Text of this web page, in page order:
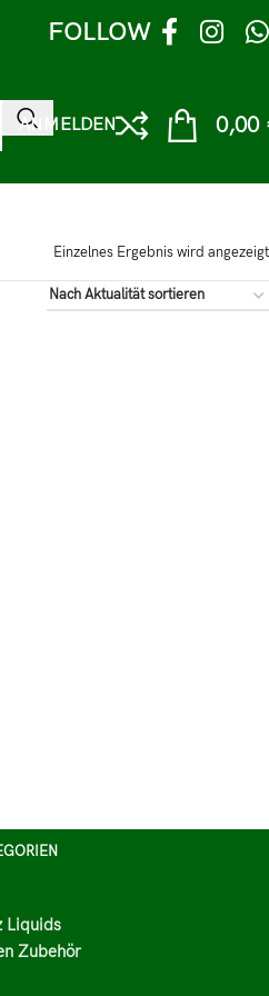
FOLLOW
ANMELDEN 0,00
Einzelnes Ergebnis wird angezeigt
Liquids
Zubehör